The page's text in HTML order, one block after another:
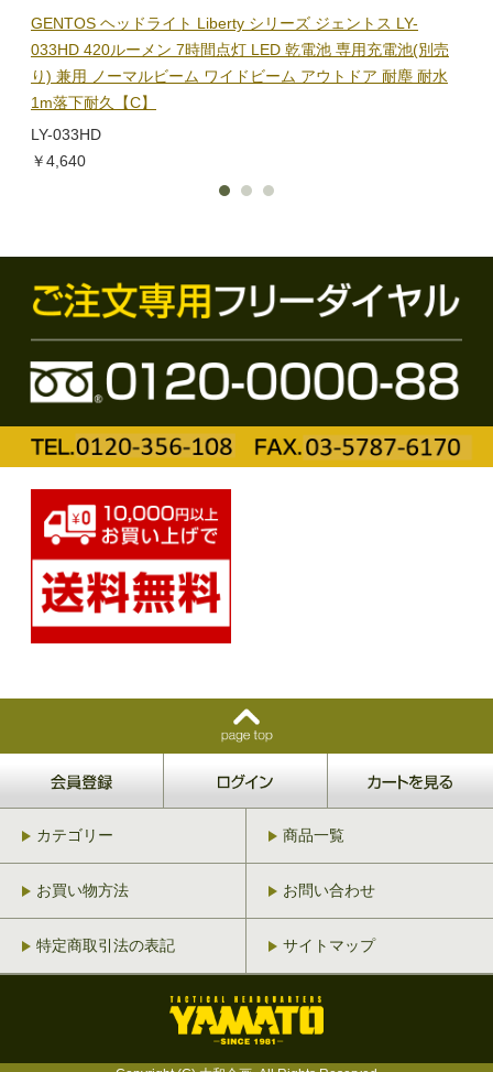
GENTOS ヘッドライト Liberty シリーズ ジェントス LY-
033HD 420ルーメン 7時間点灯 LED 乾電池 専用充電池(別売
り) 兼用 ノーマルビーム ワイドビーム アウトドア 耐塵 耐水
1m落下耐久【C】
LY-033HD
￥4,640
カテゴリー 商品一覧
お買い物方法 お問い合わせ
特定商取引法の表記 サイトマップ